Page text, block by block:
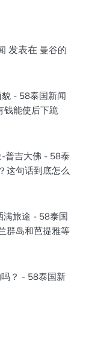
发表在 曼谷的
- 58泰国新闻
钱能使后下跪
普吉大佛 - 58泰
这句话到底怎么
满旅途 - 58泰国
群岛和芭提雅等
？ - 58泰国新